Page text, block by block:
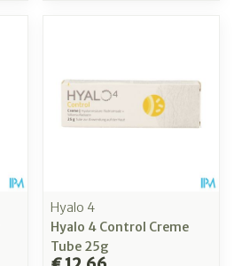
Hyalo 4
Hyalo 4 Control Creme
Tube 25g